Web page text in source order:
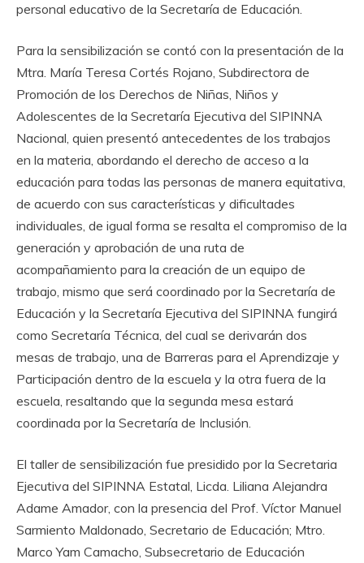
personal educativo de la Secretaría de Educación.
Para la sensibilización se contó con la presentación de la
Mtra. María Teresa Cortés Rojano, Subdirectora de
Promoción de los Derechos de Niñas, Niños y
Adolescentes de la Secretaría Ejecutiva del SIPINNA
Nacional, quien presentó antecedentes de los trabajos
en la materia, abordando el derecho de acceso a la
educación para todas las personas de manera equitativa,
de acuerdo con sus características y dificultades
individuales, de igual forma se resalta el compromiso de la
generación y aprobación de una ruta de
acompañamiento para la creación de un equipo de
trabajo, mismo que será coordinado por la Secretaría de
Educación y la Secretaría Ejecutiva del SIPINNA fungirá
como Secretaría Técnica, del cual se derivarán dos
mesas de trabajo, una de Barreras para el Aprendizaje y
Participación dentro de la escuela y la otra fuera de la
escuela, resaltando que la segunda mesa estará
coordinada por la Secretaría de Inclusión.
El taller de sensibilización fue presidido por la Secretaria
Ejecutiva del SIPINNA Estatal, Licda. Liliana Alejandra
Adame Amador, con la presencia del Prof. Víctor Manuel
Sarmiento Maldonado, Secretario de Educación; Mtro.
Marco Yam Camacho, Subsecretario de Educación